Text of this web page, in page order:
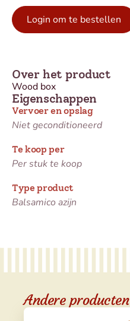
Login om te bestellen
Eigenschappen
Vervoer en opslag
Niet geconditioneerd
Te koop per
Per stuk te koop
Type product
Balsamico azijn
Over het product
Wood box
Andere producten